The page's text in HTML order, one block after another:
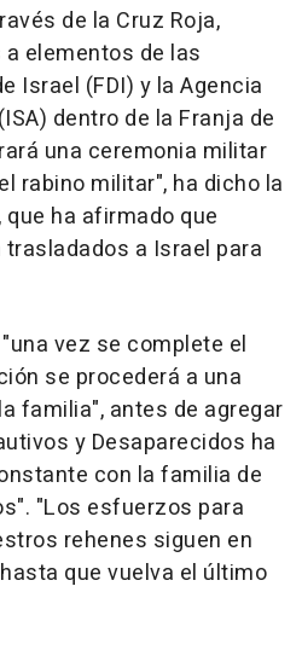
de la Cruz Roja,
elementos de las
Israel (FDI) y la Agencia
dentro de la Franja de
una ceremonia militar
rabino militar", ha dicho la
ha afirmado que
a Israel para
vez se complete el
se procederá a una
familia", antes de agregar
y Desaparecidos ha
con la familia de
"Los esfuerzos para
rehenes siguen en
que vuelva el último